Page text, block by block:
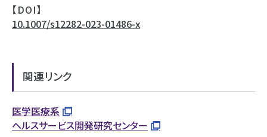
【DOI】
10.1007/s12282-023-01486-x
関連リンク
医学医療系
ヘルスサービス開発研究センター